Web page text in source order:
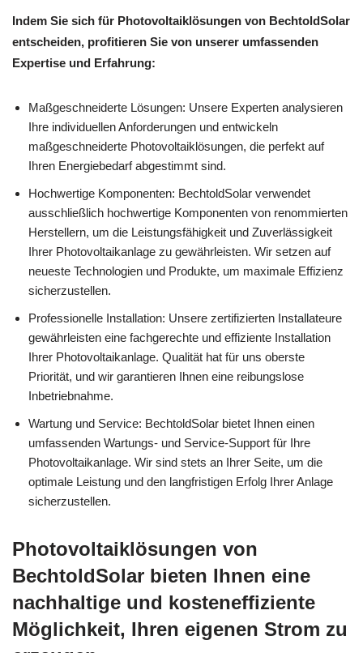
Indem Sie sich für Photovoltaiklösungen von BechtoldSolar
entscheiden, profitieren Sie von unserer umfassenden
Expertise und Erfahrung:
Maßgeschneiderte Lösungen: Unsere Experten analysieren
Ihre individuellen Anforderungen und entwickeln
maßgeschneiderte Photovoltaiklösungen, die perfekt auf
Ihren Energiebedarf abgestimmt sind.
Hochwertige Komponenten: BechtoldSolar verwendet
ausschließlich hochwertige Komponenten von renommierten
Herstellern, um die Leistungsfähigkeit und Zuverlässigkeit
Ihrer Photovoltaikanlage zu gewährleisten. Wir setzen auf
neueste Technologien und Produkte, um maximale Effizienz
sicherzustellen.
Professionelle Installation: Unsere zertifizierten Installateure
gewährleisten eine fachgerechte und effiziente Installation
Ihrer Photovoltaikanlage. Qualität hat für uns oberste
Priorität, und wir garantieren Ihnen eine reibungslose
Inbetriebnahme.
Wartung und Service: BechtoldSolar bietet Ihnen einen
umfassenden Wartungs- und Service-Support für Ihre
Photovoltaikanlage. Wir sind stets an Ihrer Seite, um die
optimale Leistung und den langfristigen Erfolg Ihrer Anlage
sicherzustellen.
Photovoltaiklösungen von
BechtoldSolar bieten Ihnen eine
nachhaltige und kosteneffiziente
Möglichkeit, Ihren eigenen Strom zu